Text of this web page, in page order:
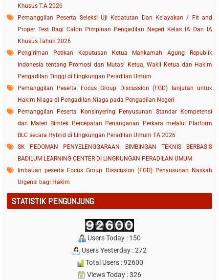
Khusus T.A 2026
Pemanggilan Peserta Seleksi Uji Kepatutan Dan Kelayakan / Fit and
Proper Test Bagi Calon Pimpinan Pengadilan Negeri Kelas IA Dan IA
Khusus Tahun 2026
Pengiriman Petikan Keputusan Ketua Mahkamah Agung Republik
Indonesia tentang Promosi dan Mutasi Ketua, Wakil Ketua dan Hakim
Pengadilan Tinggi di Lingkungan Peradilan Umum
Pemanggilan Peserta Focus Group Discussion (FGD) lanjutan untuk
Hakim Niaga di Pengadilan Niaga pada Pengadilan Negeri
Pemanggilan Peserta Konsinyering Penyusunan Standar Kompetensi
dan Materi Bimtek Percepatan Penanganan Perkara melalui Platform
BLC secara Hybrid di Lingkungan Peradilan Umum TA 2026
SK PEDOMAN PENYELENGGARAAN BIMBINGAN TEKNIS BERBASIS
BADILUM LEARNING CENTER DI LINGKUNGAN PERADILAN UMUM
Imbauan peserta Focus Group Disscusion (FGD) Penyusunan Naskah
Urgensi bagi Hakim
STATISTIK PENGUNJUNG
Users Today : 150
Users Yesterday : 272
Total Users : 92600
Views Today : 326